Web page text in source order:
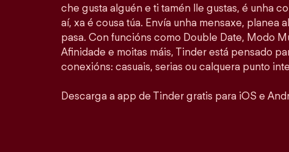
che gusta alguén e ti tamén lle gustas, é unha
aí, xa é cousa túa. Envía unha mensaxe, planea
pasa. Con funcións como Double Date, Modo
Afinidade e moitas máis, Tinder está pensado
conexións: casuais, serias ou calquera punto
Descarga a app de Tinder gratis para iOS e